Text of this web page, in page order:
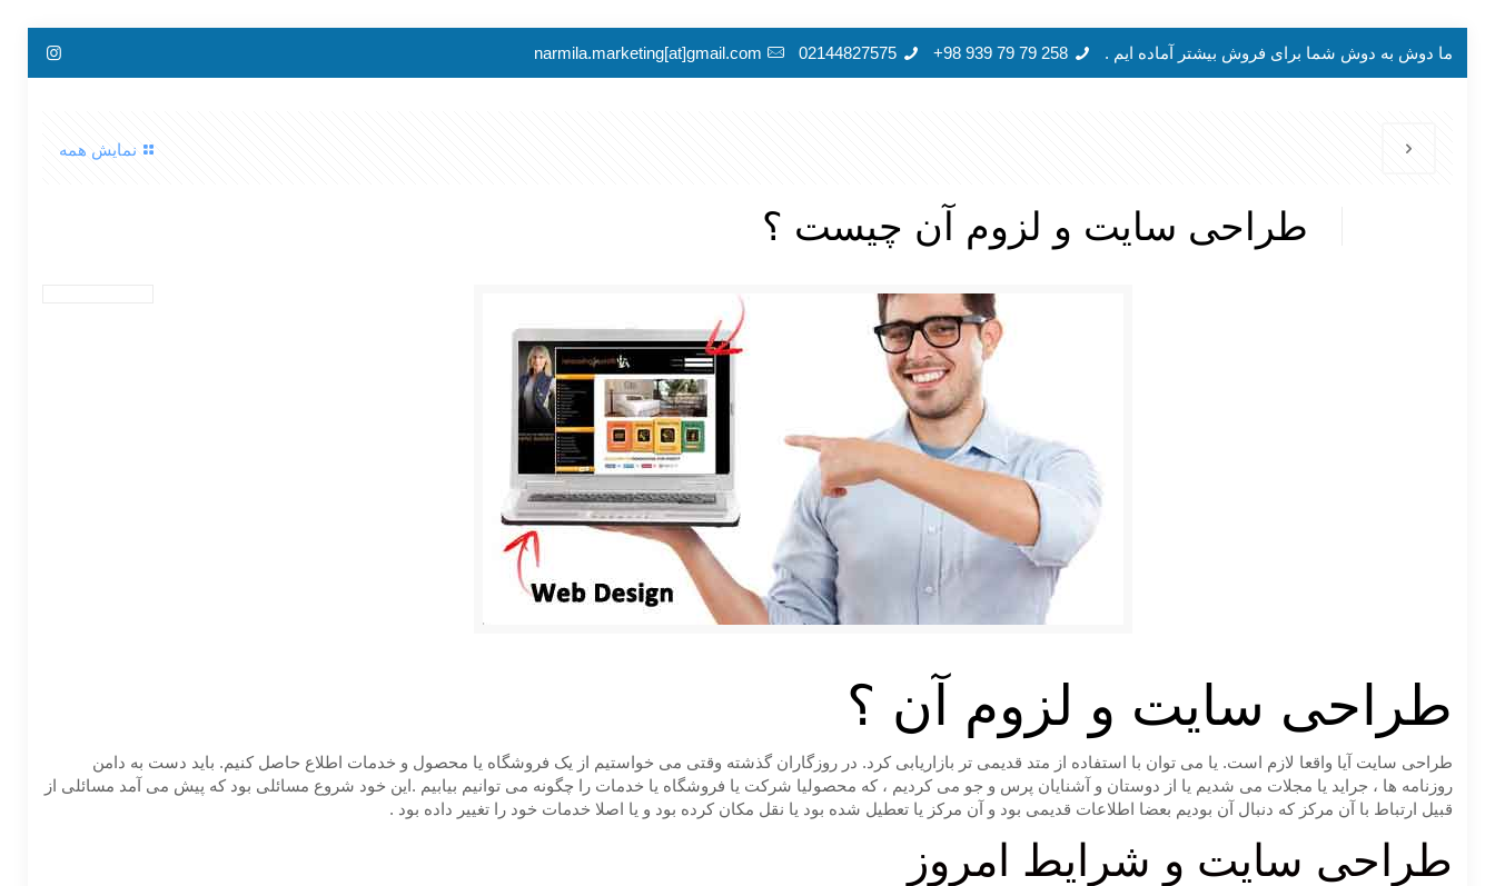
ما دوش به دوش شما برای فروش بیشتر آماده ایم . 258 79 79 939 98+
02144827575
narmila.marketing[at]gmail.com
نمایش همه
طراحی سایت و لزوم آن چیست ؟
طراحی سایت و لزوم آن ؟
طراحی سایت آیا واقعا لازم است. یا می توان با استفاده از متد قدیمی تر بازاریابی کرد. در روزگاران گذشته وقتی می خواستیم از یک فروشگاه یا محصول و خدمات اطلاع حاصل کنیم. باید دست به دامن
روزنامه ها ، جراید یا مجلات می شدیم یا از دوستان و آشنایان پرس و جو می کردیم ، که محصولیا شرکت یا فروشگاه یا خدمات را چگونه می توانیم بیابیم .این خود شروع مسائلی بود که پیش می آمد مسائلی از
قبیل ارتباط با آن مرکز که دنبال آن بودیم بعضا اطلاعات قدیمی بود و آن مرکز یا تعطیل شده بود یا نقل مکان کرده بود و یا اصلا خدمات خود را تغییر داده بود .
طراحی سایت و شرایط امروز